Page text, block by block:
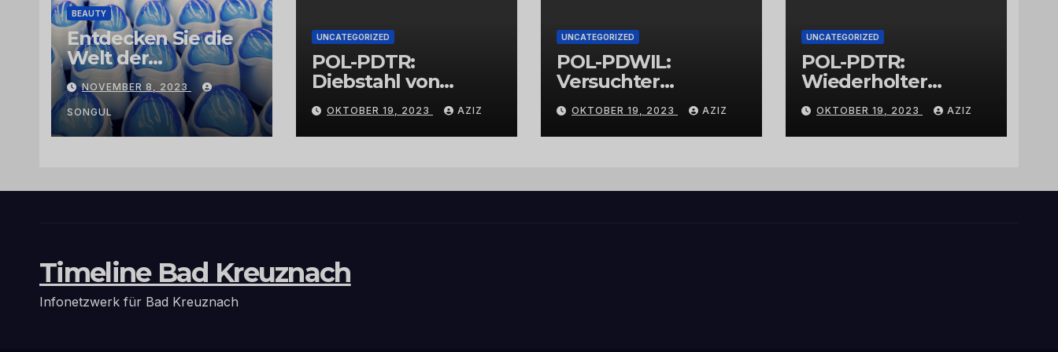
BEAUTY
Entdecken Sie die
Welt der
Exklusivität:
Arganöl,
Kaktusfeigenkernöl
und
vertrauenswürdige
NOVEMBER 8, 2023
SONGUL
UNCATEGORIZED
POL-PDTR:
Diebstahl von
Grabschmuck
OKTOBER 19, 2023 AZIZ
UNCATEGORIZED
POL-PDWIL:
Versuchter
Einbruch im
Gewerbegebiet
Wittlich
OKTOBER 19, 2023 AZIZ
UNCATEGORIZED
POL-PDTR:
Wiederholter
Aufbruch des
Automaten am
Wohnmobilstellplat
OKTOBER 19, 2023 AZIZ
Timeline Bad Kreuznach
Infonetzwerk für Bad Kreuznach